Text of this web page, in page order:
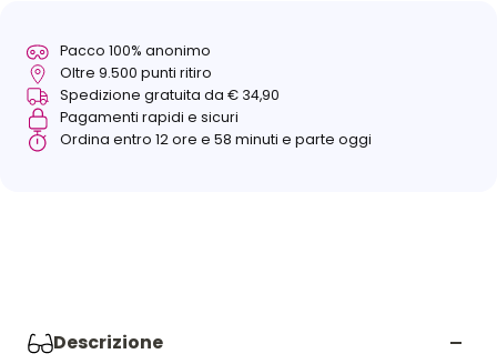
Pacco 100% anonimo
Oltre 9.500 punti ritiro
Spedizione gratuita da € 34,90
Pagamenti rapidi e sicuri
Ordina entro 12 ore e 58 minuti e parte oggi
Descrizione